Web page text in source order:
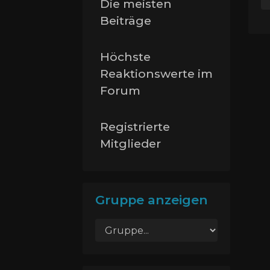
Die meisten
Beiträge
Höchste
Reaktionswerte im
Forum
Registrierte
Mitglieder
Gruppe anzeigen